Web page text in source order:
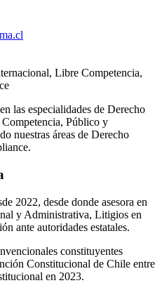
, Libre Competencia,
las especialidades de Derecho
Público y
nuestras áreas de Derecho
2022, desde donde asesora en
y Administrativa, Litigios en
ante autoridades estatales.
constituyentes
Constitucional de Chile entre
en 2023.